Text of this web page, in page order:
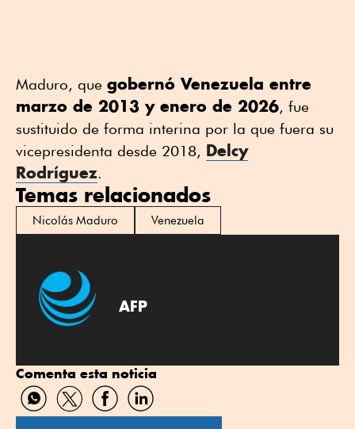
Maduro, que gobernó Venezuela entre
marzo de 2013 y enero de 2026, fue
sustituido de forma interina por la que fuera su
vicepresidenta desde 2018, Delcy
Rodríguez.
Temas relacionados
Nicolás Maduro Venezuela
AFP
Comenta esta noticia
Compartir
por
Compartir
por
Compartir
por
Compartir
por